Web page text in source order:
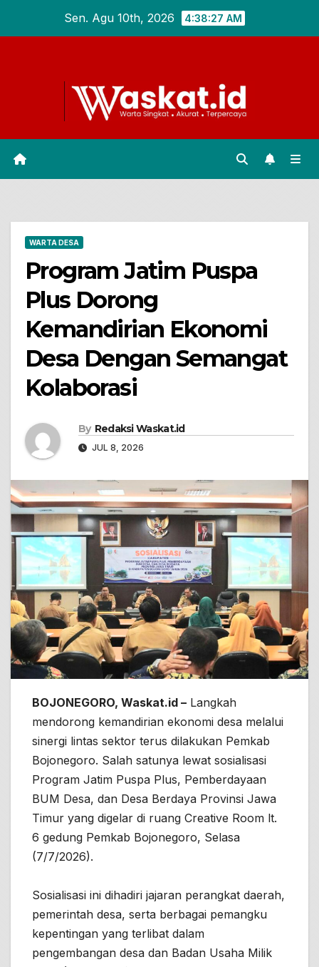
Sen. Agu 10th, 2026 4:38:28 AM
WARTA DESA
Program Jatim Puspa
Plus Dorong
Kemandirian Ekonomi
Desa Dengan Semangat
Kolaborasi
By Redaksi Waskat.id
JUL 8, 2026
BOJONEGORO, Waskat.id – Langkah
mendorong kemandirian ekonomi desa melalui
sinergi lintas sektor terus dilakukan Pemkab
Bojonegoro. Salah satunya lewat sosialisasi
Program Jatim Puspa Plus, Pemberdayaan
BUM Desa, dan Desa Berdaya Provinsi Jawa
Timur yang digelar di ruang Creative Room lt.
6 gedung Pemkab Bojonegoro, Selasa
(7/7/2026).
Sosialisasi ini dihadiri jajaran perangkat daerah,
pemerintah desa, serta berbagai pemangku
kepentingan yang terlibat dalam
pengembangan desa dan Badan Usaha Milik